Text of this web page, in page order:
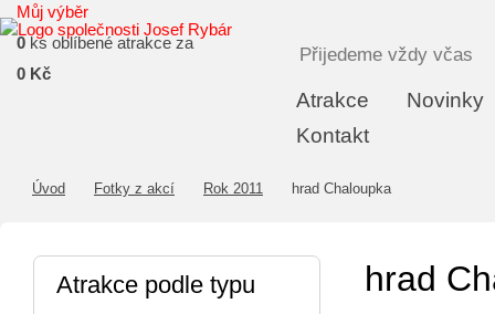
Atrakce
Novinky
Kontakt
Můj výběr
0 ks oblíbené atrakce za
0 Kč
Přijedeme vždy včas
Úvod Fotky z akcí Rok 2011 hrad Chaloupka
hrad
Atrakce podle typu